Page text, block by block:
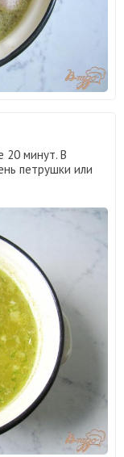
20 минут. В
петрушки или